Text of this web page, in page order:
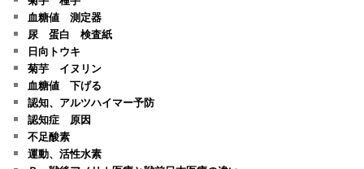
血糖値 測定器
尿 蛋白 検査紙
日向トウキ
菊芋 イヌリン
血糖値 下げる
認知、アルツハイマー予防
認知症 原因
不足酸素
運動、活性水素